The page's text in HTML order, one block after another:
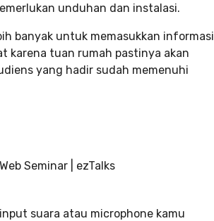
unduhan dan instalasi.
banyak untuk memasukkan informasi
karena tuan rumah pastinya akan
yang hadir sudah memenuhi
suara atau microphone kamu